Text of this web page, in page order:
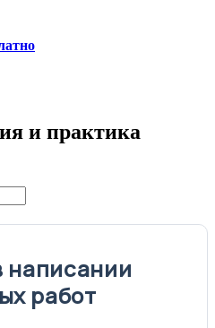
и практика
написании
работ